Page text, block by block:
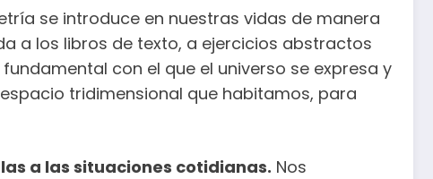
se introduce en nuestras vidas de manera
a los libros de texto, a ejercicios abstractos
con el que el universo se expresa y
tridimensional que habitamos, para
a las situaciones cotidianas. Nos